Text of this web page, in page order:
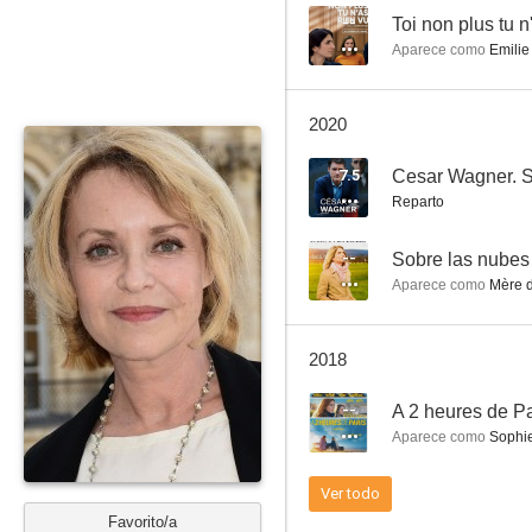
Favorito/a
--
-- Toi non plus tu
Aparece como
2020
7.5 Cesar Wagner.
Reparto
-- Sobre las nubes
Aparece como Mère
2018
-- A 2 heures de
Aparece como
Ver todo